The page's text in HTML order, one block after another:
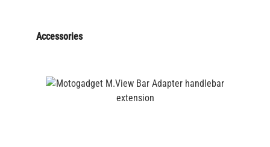
Accessories